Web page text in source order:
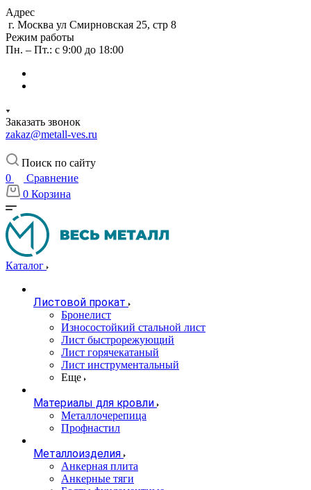
Адрес
г. Москва ул Смирновская 25, стр 8
Режим работы
Пн. – Пт.: с 9:00 до 18:00
Заказать звонок
zakaz@metall-ves.ru
Поиск по сайту
0
Сравнение
0 Корзина
Каталог
Листовой прокат
Бронелист
Износостойкий стальной лист
Лист быстрорежующий
Лист горячекатаный
Лист инструментальный
Еще
Материалы для кровли
Металлочерепица
Профнастил
Металлоизделия
Анкерная плита
Анкерные тяги